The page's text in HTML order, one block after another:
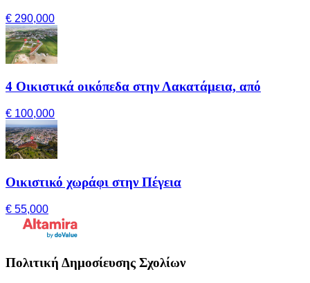
€ 290,000
4 Οικιστικά οικόπεδα στην Λακατάμεια, από
€ 100,000
Οικιστικό χωράφι στην Πέγεια
€ 55,000
Πολιτική Δημοσίευσης Σχολίων